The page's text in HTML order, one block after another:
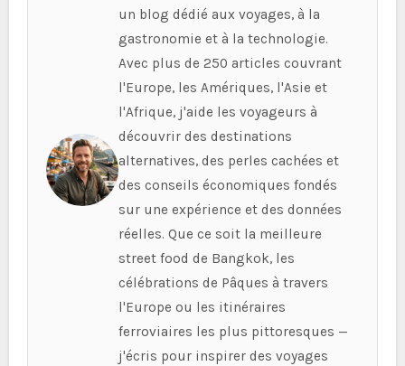
un blog dédié aux voyages, à la
gastronomie et à la technologie.
Avec plus de 250 articles couvrant
l'Europe, les Amériques, l'Asie et
l'Afrique, j'aide les voyageurs à
découvrir des destinations
alternatives, des perles cachées et
des conseils économiques fondés
sur une expérience et des données
réelles. Que ce soit la meilleure
street food de Bangkok, les
célébrations de Pâques à travers
l'Europe ou les itinéraires
ferroviaires les plus pittoresques —
j'écris pour inspirer des voyages